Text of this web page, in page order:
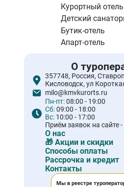
Курортный отель
Детский
Бутик-отель
Апарт-отель
О
357748, Россия,
Кисловодск, ул
milo@kmvkurorts.ru
Пн-пт:08:00 - 19:00
Сб:09:00 - 18:00
Вс: 10:00 - 17:00
Приём заявок на сайте -
О нас
🎁 Акции и скидки
Способы оплаты
Рассрочка и кредит
Контакты
Мы в реестре